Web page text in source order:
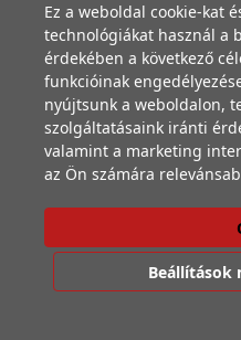
Ez a weboldal cookie-kat
technológiákat használ a
érdekében a következő
funkcióinak
nyújtsunk a weboldalon,
szolgáltatásaink iránti
valamint a marketing
az Ön számára
Beállítások
ÁSZF
A honlapon található árak az
ecodanshop.hu - Minden Jog